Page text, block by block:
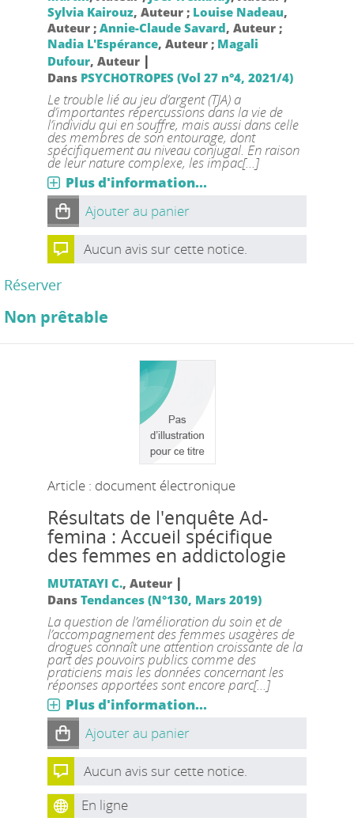
Sylvia Kairouz, Auteur ; Louise Nadeau,
Auteur ; Annie-Claude Savard, Auteur ;
Nadia L'Espérance, Auteur ; Magali
Dufour, Auteur |
Dans PSYCHOTROPES (Vol 27 n°4, 2021/4)
Le trouble lié au jeu d’argent (TJA) a
d’importantes répercussions dans la vie de
l’individu qui en souffre, mais aussi dans celle
des membres de son entourage, dont
spécifiquement au niveau conjugal. En raison
de leur nature complexe, les impac[...]
Plus d'information...
Ajouter au panier
Aucun avis sur cette notice.
Réserver
Non prêtable
Article : document électronique
Résultats de l'enquête Ad-
femina : Accueil spécifique
des femmes en addictologie
MUTATAYI C., Auteur |
Dans Tendances (N°130, Mars 2019)
La question de l’amélioration du soin et de
l’accompagnement des femmes usagères de
drogues connaît une attention croissante de la
part des pouvoirs publics comme des
praticiens mais les données concernant les
réponses apportées sont encore parc[...]
Plus d'information...
Ajouter au panier
Aucun avis sur cette notice.
En ligne